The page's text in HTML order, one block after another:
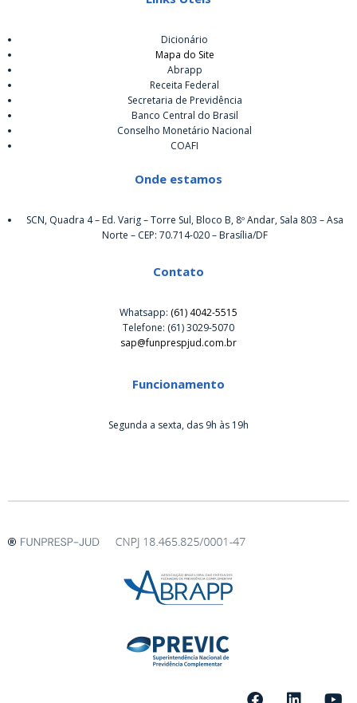
Dicionário
Mapa do Site
Abrapp
Receita Federal
Secretaria de Previdência
Banco Central do Brasil
Conselho Monetário Nacional
COAFI
Onde estamos
SCN, Quadra 4 – Ed. Varig – Torre Sul, Bloco B, 8º Andar, Sala 803 – Asa
Norte – CEP: 70.714-020 – Brasília/DF
Contato
Whatsapp: (61) 4042-5515
Telefone: (61) 3029-5070
sap@funprespjud.com.br
Funcionamento
Segunda a sexta, das 9h às 19h